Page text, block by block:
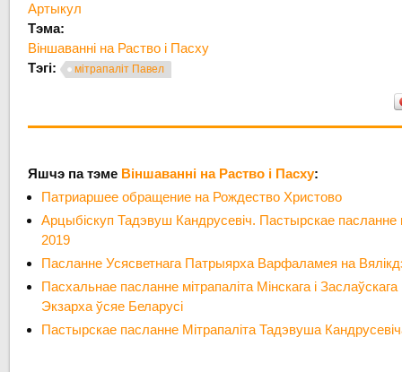
Артыкул
Тэма:
Віншаванні на Раство і Пасху
Тэгі:
мітрапаліт Павел
Яшчэ па тэме Віншаванні на Раство і Пасху:
Патриаршее обращение на Рождество Христово
Арцыбіскуп Тадэвуш Кандрусевіч. Пастырскае
2019
Пасланне Усясветнага Патрыярха Варфаламея на
Пасхальнае пасланне мітрапаліта Мінскага і
Экзарха ўсяе Беларусі
Пастырскае пасланне Мітрапаліта Тадэвуша